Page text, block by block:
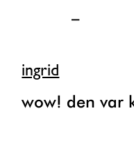
ingrid
wow! den